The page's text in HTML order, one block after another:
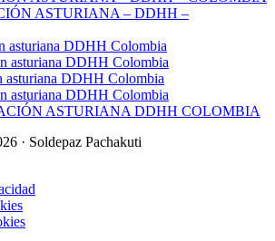
ASTURIANA – DDHH –
asturiana DDHH Colombia
asturiana DDHH Colombia
asturiana DDHH Colombia
asturiana DDHH Colombia
ASTURIANA DDHH COLOMBIA
· Soldepaz Pachakuti